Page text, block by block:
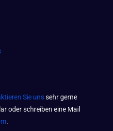
Sie unssehr gerne
oder schreiben eine Mail
.